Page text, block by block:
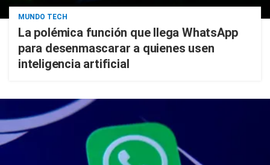
MUNDO TECH
La polémica función que llega WhatsApp
para desenmascarar a quienes usen
inteligencia artificial